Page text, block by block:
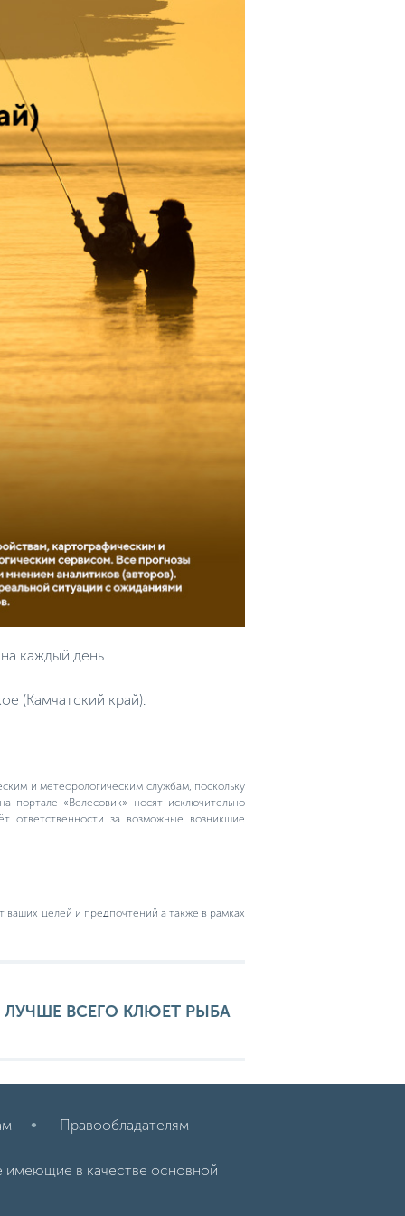
каждый день
(Камчатский край).
и метеорологическим службам, поскольку
портале «Велесовик» носят исключительно
ответственности за возможные возникшие
ваших целей и предпочтений а также в рамках
ВСЕГО КЛЮЕТ РЫБА
Правообладателям
имеющие в качестве основной